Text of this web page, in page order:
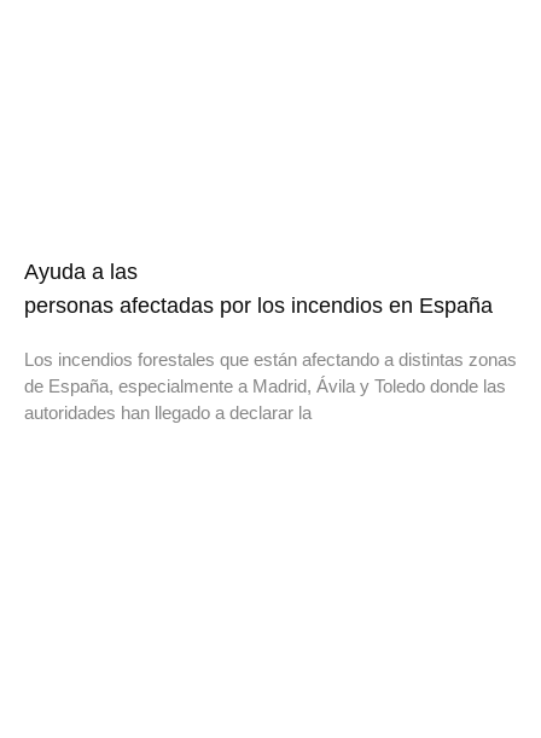
Ayuda a las
personas afectadas por los incendios en España
Los incendios forestales que están afectando a distintas zonas
de España, especialmente a Madrid, Ávila y Toledo donde las
autoridades han llegado a declarar la